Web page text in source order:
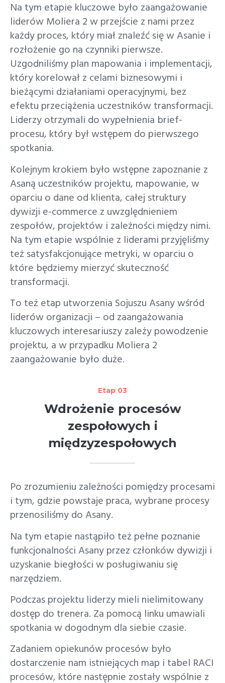
Na tym etapie kluczowe było zaangażowanie
liderów Moliera 2 w przejście z nami przez
każdy proces, który miał znaleźć się w Asanie i
rozłożenie go na czynniki pierwsze.
Uzgodniliśmy plan mapowania i implementacji,
który korelował z celami biznesowymi i
bieżącymi działaniami operacyjnymi, bez
efektu przeciążenia uczestników transformacji.
Liderzy otrzymali do wypełnienia brief-
procesu, który był wstępem do pierwszego
spotkania.
Kolejnym krokiem było wstępne zapoznanie z
Asaną uczestników projektu, mapowanie, w
oparciu o dane od klienta, całej struktury
dywizji e-commerce z uwzględnieniem
zespołów, projektów i zależności między nimi.
Na tym etapie wspólnie z liderami przyjęliśmy
też satysfakcjonujące metryki, w oparciu o
które będziemy mierzyć skuteczność
transformacji.
To też etap utworzenia Sojuszu Asany wśród
liderów organizacji – od zaangażowania
kluczowych interesariuszy zależy powodzenie
projektu, a w przypadku Moliera 2
zaangażowanie było duże.
Etap 03
Wdrożenie procesów
zespołowych i
międzyzespołowych
Po zrozumieniu zależności pomiędzy procesami
i tym, gdzie powstaje praca, wybrane procesy
przenosiliśmy do Asany.
Na tym etapie nastąpiło też pełne poznanie
funkcjonalności Asany przez członków dywizji i
uzyskanie biegłości w posługiwaniu się
narzędziem.
Podczas projektu liderzy mieli nielimitowany
dostęp do trenera. Za pomocą linku umawiali
spotkania w dogodnym dla siebie czasie.
Zadaniem opiekunów procesów było
dostarczenie nam istniejących map i tabel RACI
procesów, które następnie zostały wspólnie z